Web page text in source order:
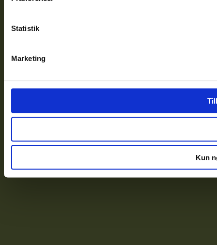
Statistik
Marketing
Kun